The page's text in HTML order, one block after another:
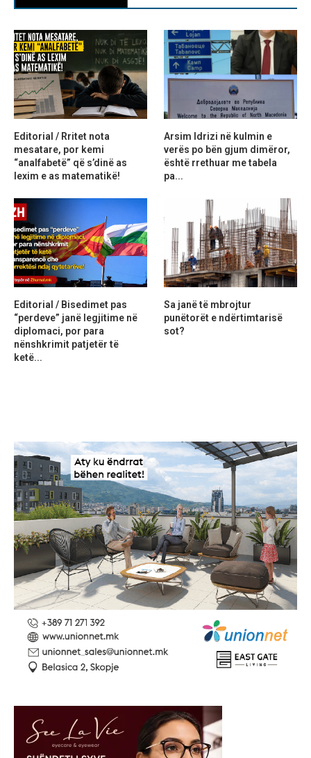
Editorial / Rritet nota
mesatare, por kemi
“analfabetë” që s’dinë as
lexim e as matematikë!
Arsim Idrizi në kulmin e
verës po bën gjum dimëror,
është rrethuar me tabela
pa...
Editorial / Bisedimet pas
“perdeve” janë legjitime në
diplomaci, por para
nënshkrimit patjetër të
ketë...
Sa janë të mbrojtur
punëtorët e ndërtimtarisë
sot?